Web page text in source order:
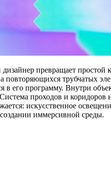
превращает
повторяющихся трубчатых
в его программу. Внутри
проходов и коридоров
искусственное
иммерсивной среды.